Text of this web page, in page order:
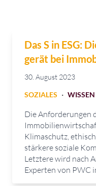
Das S in ESG:
gerät bei
30. August 2023
SOZIALES · WISSEN
Die Anforderungen
Klimaschutz,
stärkere soziale
Letztere wird nach
Experten von PWC